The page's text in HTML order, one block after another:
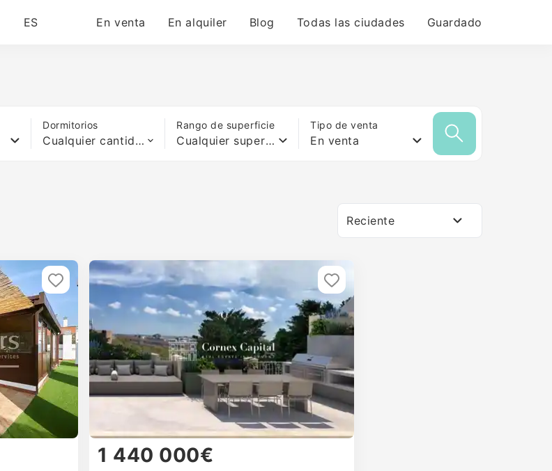
ES En venta En alquiler Blog Todas las ciudades Guardado
Dormitorios
Cualquier cantidad de camas
Rango de superficie
Cualquier superficie
Tipo de venta
En venta
Reciente
1 440 000€